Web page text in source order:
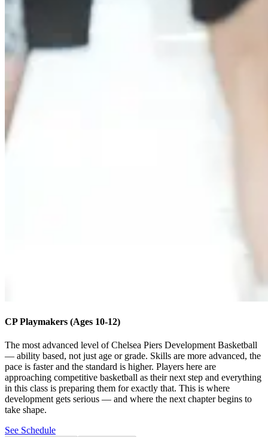
CP Playmakers (Ages 10-12)​​​​‌ ‍ ​‍​‍‌‍ ‌ ​‍‌‍‍‌‌‍‌ ‌‍‍‌‌‍ ‍​‍​‍​ ‍‍​‍​‍‌ ​ ‌‍​‌‌‍ ‍‌‍‍‌‌ ‌​‌ ‍‌​‍ ‍‌‍‍‌‌‍ ​‍​‍​‍ ​​‍​‍‌‍‍​‌ ​‍‌‍‌‌‌‍‌‍​‍​‍​ ‍‍​‍​‍‌‍‍​‌ ‌​‌ ‌​‌ ​​‌ ​ ​ ‍‍​‍ ​‍ ‌‍​ ‌‍‍​‌‍‌‌‌‍ ​‌ ​ ‌‍‌‌‌‍​‌‌ ​​‌‍‍‌‌‍‌‌‌ ​‍‌ ​ ​‍ ‍‌ ​ ‌‍​‌‌‍ ‍‌‍‍‌‌ ‌​‌ ‍‌​‍ ‍‌ ​ ‌ ‌​‌ ‌‌‌‍‌​‌‍‍‌‌‍ ​‍ ‌‍‍‌‌‍ ‍‌ ‌​‌‍‌‌‌‍ ‍‌ ‌​​‍ ‌‍‌‌‌‍‌​‌‍‍‌‌ ‌​​‍ ‌‍ ‌‌‍ ‌‍‌​‌‍‌‌​ ‌‌ ​​‌ ​‍‌‍‌‌‌ ​ ‌‍‌‌‌‍ ‍‌ ‌​‌‍​‌‌ ‌​‌‍‍‌‌‍ ‌‍ ‍​ ‍ ‌‍‍‌‌‍‌​​ ‌​ ‌ ​ ‌‍​ ‍​‌‍​‍​ ‍‌​ ​​‌‍​‍​ ‌​​‍ ‌​ ​‍​ ​‍​ ‍‌​ ‍‌​‍ ‌​ ‌​‌‍​‍​ ​‌​ ​‍​‍ ‌​ ‍‌​ ‌‍‌‍​‌​ ​‌​‍ ‌​ ​​​ ‍‌‌‍​ ​ ‌ ​ ‍​‌‍‌​‌‍​‌‌‍‌‍​ ‍​​ ​​‌‍‌‌‌‍​‍​ ‍ ‌ ‌​‌ ‍‌‌ ​​‌‍‌‌​ ‌‌ ‌‍‌‍‌‌‌‍ ‍‌ ‌‌‌‍‌‌‌‌​ ‌‍ ​‌ ‌‌‌‍‌ ‌‌​​‌‍​‌‌‍‌ ‌‍‌‌​ ‍ ‌ ​​‌‍​‌‌ ‌​‌‍‍​​ ‌‌ ​​‌‍​‌‌‍‌ ‌‍‌‌‌​​‍‌ ‌‌‌‍‍‌‌‍ ​‌‍‌​‌‍‌‌‌ ​‍​‍‌‌​ ‌‌‌​​‍‌‌ ‌‍‍ ‌‍‌‌‌ ‍‌​‍‌‌​ ​ ‌​‌​​‍‌‌​ ​ ‌​‌​​‍‌‌​ ​‍​ ​‍​ ​‍‌‍​ ‌‍‌‍‌‍‌‍‌‍​ ‌‍​‍‌‍​‍​ ‌​​ ‍‌‌‍​‍‌‍‌‍​ ​‌​‍‌‌​ ​‍​ ​‍​‍‌‌​ ‌‌‌​‌​​‍ ‍‌ ‌​‌‍​‌‌‍​‍‌ ​ ​‍‌‌​ ‌‌‌​​‍‌‌ ‌‍‍ ‌‍‌‌‌ ‍‌​‍‌‌​ ​ ‌​‌​​‍‌‌​ ​ ‌​‌​​‍‌‌​ ​‍​ ​‍​ ‍‌​ ‍‌​ ‌​​ ​‌‌‍​ ​ ​ ​ ‍​​ ‌‍‌‍‌‍​ ‌‌‌‍‌​‌‍‌‌​‍‌‌​ ​‍​ ​‍​‍‌‌​ ‌‌‌​‌​​‍ ‍‌‍​ ‌‍ ‌‍ ‍‌ ‌​‌‍‌‌‌‍ ‍‌ ‌​​‍‌‌​ ‌‌‌​​‍‌‌ ‌‍‍ ‌‍‌‌‌ ‍‌​‍‌‌​ ​ ‌​‌​​‍‌‌​ ​ ‌​‌​​‍‌‌​ ​‍​ ​‍​ ​ ​ ‌ ​ ‌ ‌‍​‍‌‍‌​‌‍​ ‌‍‌​​ ‌‍‌‍‌‍​ ​ ​ ‌ ​ ​​​ ‌‌​ ‌‍‌‍​ ​ ​​​ ‌‌‌‍​ ‌‍‌​‌‍​ ​ ‌‍‌‍​ ‌‍​ ‌‍​‌​ ​ ‌‍‌‌‌‍‌‍​ ‍‌‌‍‌​​ ‌​​ ‍​​ ​​​‍‌‌​ ​‍​ ​‍​‍‌‌​ ‌‌‌​‌​​‍ ‍‌ ‌​‌‍‍‌‌ ‌​‌‍ ​‌‍‌‌​ ‌‍​‍‌‍​‌‌ ​ ‌‍‌‌‌‌‌‌‌ ​‍‌‍ ​​ ‌‌‍‍​‌ ‌​‌ ‌​‌ ​​‌ ​ ​‍‌‌​ ​ ‌​​‌​‍‌‌​ ​‍‌​‌‍​‍‌‌​ ​‍‌​‌‍‌‍​ ‌‍‍​‌‍‌‌‌‍ ​‌ ​ ‌‍‌‌‌‍​‌‌ ​​‌‍‍‌‌‍‌‌‌ ​‍‌ ​ ​‍ ‍‌ ​ ‌‍​‌‌‍ ‍‌‍‍‌‌ ‌​‌ ‍‌​‍ ‍‌ ​ ‌ ‌​‌ ‌‌‌‍‌​‌‍‍‌‌‍ ​‍‌‍‌‍‍‌‌‍‌​​ ‌​ ‌ ​ ‌‍​ ‍​‌‍​‍​ ‍‌​ ​​‌‍​‍​ ‌​​‍ ‌​ ​‍​ ​‍​ ‍‌​ ‍‌​‍ ‌​ ‌​‌‍​‍​ ​‌​ ​‍​‍ ‌​ ‍‌​ ‌‍‌‍​‌​ ​‌​‍ ‌​ ​​​ ‍‌‌‍​ ​ ‌ ​ ‍​‌‍‌​‌‍​‌‌‍‌‍​ ‍​​ ​​‌‍‌‌‌‍​‍​‍‌‍‌ ‌​‌ ‍‌‌ ​​‌‍‌‌​ ‌‌ ‌‍‌‍‌‌‌‍ ‍‌ ‌‌‌‍‌‌‌‌​ ‌‍ ​‌ ‌‌‌‍‌ ‌‌​​‌‍​‌‌‍‌ ‌‍‌‌​‍‌‍‌ ​​‌‍​‌‌ ‌​‌‍‍​​ ‌‌ ​​‌‍​‌‌‍‌ ‌‍‌‌‌​​‍‌ ‌‌‌‍‍‌‌‍ ​‌‍‌​‌‍‌‌‌ ​‍​‍‌‌​ ‌‌‌​​‍‌‌ ‌‍‍ ‌‍‌‌‌ ‍‌​‍‌‌​ ​ ‌​‌​​‍‌‌​ ​ ‌​‌​​‍‌‌​ ​‍​ ​‍​ ​‍‌‍​ ‌‍‌‍‌‍‌‍‌‍​ ‌‍​‍‌‍​‍​ ‌​​ ‍‌‌‍​‍‌‍‌‍​ ​‌​‍‌‌​ ​‍​ ​‍​‍‌‌​ ‌‌‌​‌​​‍ ‍‌ ‌​‌‍​‌‌‍​‍‌ ​ ​‍‌‌​ ‌‌‌​​‍‌‌ ‌‍‍ ‌‍‌‌‌ ‍‌​‍‌‌​ ​ ‌​‌​​‍‌‌​ ​ ‌​‌​​‍‌‌​ ​‍​ ​‍​ ‍‌​ ‍‌​ ‌​​ ​‌‌‍​ ​ ​ ​ ‍​​ ‌‍‌‍‌‍​ ‌‌‌‍‌​‌‍‌‌​‍‌‌​ ​‍​ ​‍​‍‌‌​ ‌‌‌​‌​​‍ ‍‌‍​ ‌‍ ‌‍ ‍‌ ‌​‌‍‌‌‌‍ ‍‌ ‌​​‍‌‌​ ‌‌‌​​‍‌‌ ‌‍‍ ‌‍‌‌‌ ‍‌​‍‌‌​ ​ ‌​‌​​‍‌‌​ ​ ‌​‌​​‍‌‌​ ​‍​ ​‍​ ​ ​ ‌ ​ ‌ ‌‍​‍‌‍‌​‌‍​ ‌‍‌​​ ‌‍‌‍‌‍​ ​ ​ ‌ ​ ​​​ ‌‌​ ‌‍‌‍​ ​ ​​​ ‌‌‌‍​ ‌‍‌​‌‍​ ​ ‌‍‌‍​ ‌‍​ ‌‍​‌​ ​ ‌‍‌‌‌‍‌‍​ ‍‌‌‍‌​​ ‌​​ ‍​​ ​​​‍‌‌​ ​‍​ ​‍​‍‌‌​ ‌‌‌​‌​​‍ ‍‌ ‌​‌‍‍‌‌ ‌​‌‍ ​‌‍‌‌​‍‌‍‌ ​​‌‍‌‌‌ ​‍‌ ​ ‌ ​​‌‍‌‌‌‍​ ‌ ‌​‌‍‍‌‌ ‌‍‌‍‌‌​ ‌‌ ​​‌ ‌‌‌‍​‍‌‍ ​‌‍‍‌‌ ​ ‌‍‍​‌‍‌‌‌‍‌​​‍​‍‌ ‌
The most advanced level of Chelsea Piers Development Basketball
— ability based, not just age or grade. Skills are more advanced, the
pace is faster and the standard is higher. Players here are
approaching competitive basketball as their next step and everything
in this class is preparing them for exactly that. This is where
development gets serious — and where the next chapter begins to
take shape.​​​​‌ ‍ ​‍​‍‌‍ ‌ ​‍‌‍‍‌‌‍‌ ‌‍‍‌‌‍ ‍​‍​‍​ ‍‍​‍​‍‌ ​ ‌‍​‌‌‍ ‍‌‍‍‌‌ ‌​‌ ‍‌​‍ ‍‌‍‍‌‌‍ ​‍​‍​‍ ​​‍​‍‌‍‍​‌ ​‍‌‍‌‌‌‍‌‍​‍​‍​ ‍‍​‍​‍‌‍‍​‌ ‌​‌ ‌​‌ ​​‌ ​ ​ ‍‍​‍ ​‍ ‌‍​ ‌‍‍​‌‍‌‌‌‍ ​‌ ​ ‌‍‌‌‌‍​‌‌ ​​‌‍‍‌‌‍‌‌‌ ​‍‌ ​ ​‍ ‍‌ ​ ‌‍​‌‌‍ ‍‌‍‍‌‌ ‌​‌ ‍‌​‍ ‍‌ ​ ‌ ‌​‌ ‌‌‌‍‌​‌‍‍‌‌‍ ​‍ ‌‍‍‌‌‍ ‍‌ ‌​‌‍‌‌‌‍ ‍‌ ‌​​‍ ‌‍‌‌‌‍‌​‌‍‍‌‌ ‌​​‍ ‌‍ ‌‌‍ ‌‍‌​‌‍‌‌​ ‌‌ ​​‌ ​‍‌‍‌‌‌ ​ ‌‍‌‌‌‍ ‍‌ ‌​‌‍​‌‌ ‌​‌‍‍‌‌‍ ‌‍ ‍​ ‍ ‌‍‍‌‌‍‌​​ ‌​ ‌ ​ ‌‍​ ‍​‌‍​‍​ ‍‌​ ​​‌‍​‍​ ‌​​‍ ‌​ ​‍​ ​‍​ ‍‌​ ‍‌​‍ ‌​ ‌​‌‍​‍​ ​‌​ ​‍​‍ ‌​ ‍‌​ ‌‍‌‍​‌​ ​‌​‍ ‌​ ​​​ ‍‌‌‍​ ​ ‌ ​ ‍​‌‍‌​‌‍​‌‌‍‌‍​ ‍​​ ​​‌‍‌‌‌‍​‍​ ‍ ‌ ‌​‌ ‍‌‌ ​​‌‍‌‌​ ‌‌ ‌‍‌‍‌‌‌‍ ‍‌ ‌‌‌‍‌‌‌‌​ ‌‍ ​‌ ‌‌‌‍‌ ‌‌​​‌‍​‌‌‍‌ ‌‍‌‌​ ‍ ‌ ​​‌‍​‌‌ ‌​‌‍‍​​ ‌‌ ​​‌‍​‌‌‍‌ ‌‍‌‌‌​​‍‌ ‌‌‌‍‍‌‌‍ ​‌‍‌​‌‍‌‌‌ ​‍​‍‌‌​ ‌‌‌​​‍‌‌ ‌‍‍ ‌‍‌‌‌ ‍‌​‍‌‌​ ​ ‌​‌​​‍‌‌​ ​ ‌​‌​​‍‌‌​ ​‍​ ​‍​ ​‍‌‍​ ‌‍‌‍‌‍‌‍‌‍​ ‌‍​‍‌‍​‍​ ‌​​ ‍‌‌‍​‍‌‍‌‍​ ​‌​‍‌‌​ ​‍​ ​‍​‍‌‌​ ‌‌‌​‌​​‍ ‍‌ ‌​‌‍​‌‌‍​‍‌ ​ ​‍‌‌​ ‌‌‌​​‍‌‌ ‌‍‍ ‌‍‌‌‌ ‍‌​‍‌‌​ ​ ‌​‌​​‍‌‌​ ​ ‌​‌​​‍‌‌​ ​‍​ ​‍​ ‍‌​ ‍‌​ ‌​​ ​‌‌‍​ ​ ​ ​ ‍​​ ‌‍‌‍‌‍​ ‌‌‌‍‌​‌‍‌‌​‍‌‌​ ​‍​ ​‍​‍‌‌​ ‌‌‌​‌​​‍ ‍‌‍​ ‌‍ ‌‍ ‍‌ ‌​‌‍‌‌‌‍ ‍‌ ‌​​‍‌‌​ ‌‌‌​​‍‌‌ ‌‍‍ ‌‍‌‌‌ ‍‌​‍‌‌​ ​ ‌​‌​​‍‌‌​ ​ ‌​‌​​‍‌‌​ ​‍​ ​‍​ ​ ​ ‌ ​ ‌ ‌‍​‍‌‍‌​‌‍​ ‌‍‌​​ ‌‍‌‍‌‍​ ​ ​ ‌ ​ ​​​ ‌‌​ ‌‍‌‍​ ​ ​​​ ‌‌‌‍​ ‌‍‌​‌‍​ ​ ‌‍‌‍​ ‌‍​ ‌‍​‌​ ​ ‌‍‌‌‌‍‌‍​ ‍‌‌‍‌​​ ‌​​ ‍​​ ​​​‍‌‌​ ​‍​ ​‍​‍‌‌​ ‌‌‌​‌​​‍ ‍‌ ​‍‌‍‍‌‌‍​ ‌‍‍​‌‌‌​‌‍‌‌‌ ‍​‌ ‌​​‍‌‌​ ‌‌‌​​‍‌‌ ‌‍‍ ‌‍‌‌‌ ‍‌​‍‌‌​ ​ ‌​‌​​‍‌‌​ ​ ‌​‌​​‍‌‌​ ​‍​ ​‍​ ​‍‌‍‌‍​ ‌ ‌‍‌‍‌‍​‌​ ‌ ​ ‍​​ ​‍​ ​‍‌‍‌‌​ ​‌​ ‍‌​‍‌‌​ ​‍​ ​‍​‍‌‌​ ‌‌‌​‌​​‍ ‍‌‍​ ‌‍‍​‌‍‍‌‌‍ ​‌‍‌​‌ ​‍‌‍‌‌‌‍ ‍​‍‌‌​ ‌‌‌​​‍‌‌ ‌‍‍ ‌‍‌‌‌ ‍‌​‍‌‌​ ​ ‌​‌​​‍‌‌​ ​ ‌​‌​​‍‌‌​ ​‍​ ​‍​ ‌​​ ‌‍‌‍‌‍​ ​ ‌‍‌‍​ ‍‌‌‍‌‌‌‍‌‌‌‍‌‌‌‍​‍‌‍‌​​ ‌‍​‍‌‌​ ​‍​ ​‍​‍‌‌​ ‌‌‌​‌​​‍ ‍‌ ‌​‌‍‌‌‌ ‍​‌ ‌​​ ‌‍​‍‌‍​‌‌ ​ ‌‍‌‌‌‌‌‌‌ ​‍‌‍ ​​ ‌‌‍‍​‌ ‌​‌ ‌​‌ ​​‌ ​ ​‍‌‌​ ​ ‌​​‌​‍‌‌​ ​‍‌​‌‍​‍‌‌​ ​‍‌​‌‍‌‍​ ‌‍‍​‌‍‌‌‌‍ ​‌ ​ ‌‍‌‌‌‍​‌‌ ​​‌‍‍‌‌‍‌‌‌ ​‍‌ ​ ​‍ ‍‌ ​ ‌‍​‌‌‍ ‍‌‍‍‌‌ ‌​‌ ‍‌​‍ ‍‌ ​ ‌ ‌​‌ ‌‌‌‍‌​‌‍‍‌‌‍ ​‍‌‍‌‍‍‌‌‍‌​​ ‌​ ‌ ​ ‌‍​ ‍​‌‍​‍​ ‍‌​ ​​‌‍​‍​ ‌​​‍ ‌​ ​‍​ ​‍​ ‍‌​ ‍‌​‍ ‌​ ‌​‌‍​‍​ ​‌​ ​‍​‍ ‌​ ‍‌​ ‌‍‌‍​‌​ ​‌​‍ ‌​ ​​​ ‍‌‌‍​ ​ ‌ ​ ‍​‌‍‌​‌‍​‌‌‍‌‍​ ‍​​ ​​‌‍‌‌‌‍​‍​‍‌‍‌ ‌​‌ ‍‌‌ ​​‌‍‌‌​ ‌‌ ‌‍‌‍‌‌‌‍ ‍‌ ‌‌‌‍‌‌‌‌​ ‌‍ ​‌ ‌‌‌‍‌ ‌‌​​‌‍​‌‌‍‌ ‌‍‌‌​‍‌‍‌ ​​‌‍​‌‌ ‌​‌‍‍​​ ‌‌ ​​‌‍​‌‌‍‌ ‌‍‌‌‌​​‍‌ ‌‌‌‍‍‌‌‍ ​‌‍‌​‌‍‌‌‌ ​‍​‍‌‌​ ‌‌‌​​‍‌‌ ‌‍‍ ‌‍‌‌‌ ‍‌​‍‌‌​ ​ ‌​‌​​‍‌‌​ ​ ‌​‌​​‍‌‌​ ​‍​ ​‍​ ​‍‌‍​ ‌‍‌‍‌‍‌‍‌‍​ ‌‍​‍‌‍​‍​ ‌​​ ‍‌‌‍​‍‌‍‌‍​ ​‌​‍‌‌​ ​‍​ ​‍​‍‌‌​ ‌‌‌​‌​​‍ ‍‌ ‌​‌‍​‌‌‍​‍‌ ​ ​‍‌‌​ ‌‌‌​​‍‌‌ ‌‍‍ ‌‍‌‌‌ ‍‌​‍‌‌​ ​ ‌​‌​​‍‌‌​ ​ ‌​‌​​‍‌‌​ ​‍​ ​‍​ ‍‌​ ‍‌​ ‌​​ ​‌‌‍​ ​ ​ ​ ‍​​ ‌‍‌‍‌‍​ ‌‌‌‍‌​‌‍‌‌​‍‌‌​ ​‍​ ​‍​‍‌‌​ ‌‌‌​‌​​‍ ‍‌‍​ ‌‍ ‌‍ ‍‌ ‌​‌‍‌‌‌‍ ‍‌ ‌​​‍‌‌​ ‌‌‌​​‍‌‌ ‌‍‍ ‌‍‌‌‌ ‍‌​‍‌‌​ ​ ‌​‌​​‍‌‌​ ​ ‌​‌​​‍‌‌​ ​‍​ ​‍​ ​ ​ ‌ ​ ‌ ‌‍​‍‌‍‌​‌‍​ ‌‍‌​​ ‌‍‌‍‌‍​ ​ ​ ‌ ​ ​​​ ‌‌​ ‌‍‌‍​ ​ ​​​ ‌‌‌‍​ ‌‍‌​‌‍​ ​ ‌‍‌‍​ ‌‍​ ‌‍​‌​ ​ ‌‍‌‌‌‍‌‍​ ‍‌‌‍‌​​ ‌​​ ‍​​ ​​​‍‌‌​ ​‍​ ​‍​‍‌‌​ ‌‌‌​‌​​‍ ‍‌ ​‍‌‍‍‌‌‍​ ‌‍‍​‌‌‌​‌‍‌‌‌ ‍​‌ ‌​​‍‌‌​ ‌‌‌​​‍‌‌ ‌‍‍ ‌‍‌‌‌ ‍‌​‍‌‌​ ​ ‌​‌​​‍‌‌​ ​ ‌​‌​​‍‌‌​ ​‍​ ​‍​ ​‍‌‍‌‍​ ‌ ‌‍‌‍‌‍​‌​ ‌ ​ ‍​​ ​‍​ ​‍‌‍‌‌​ ​‌​ ‍‌​‍‌‌​ ​‍​ ​‍​‍‌‌​ ‌‌‌​‌​​‍ ‍‌‍​ ‌‍‍​‌‍‍‌‌‍ ​‌‍‌​‌ ​‍‌‍‌‌‌‍ ‍​‍‌‌​ ‌‌‌​​‍‌‌ ‌‍‍ ‌‍‌‌‌ ‍‌​‍‌‌​ ​ ‌​‌​​‍‌‌​ ​ ‌​‌​​‍‌‌​ ​‍​ ​‍​ ‌​​ ‌‍‌‍‌‍​ ​ ‌‍‌‍​ ‍‌‌‍‌‌‌‍‌‌‌‍‌‌‌‍​‍‌‍‌​​ ‌‍​‍‌‌​ ​‍​ ​‍​‍‌‌​ ‌‌‌​‌​​‍ ‍‌ ‌​‌‍‌‌‌ ‍​‌ ‌​​‍‌‍‌ ​​‌‍‌‌‌ ​‍‌ ​ ‌ ​​‌‍‌‌‌‍​ ‌ ‌​‌‍‍‌‌ ‌‍‌‍‌‌​ ‌‌ ​​‌ ‌‌‌‍​‍‌‍ ​‌‍‍‌‌ ​ ‌‍‍​‌‍‌‌‌‍‌​​‍​‍‌ ‌
See Schedule​​​​‌ ‍ ​‍​‍‌‍ ‌ ​‍‌‍‍‌‌‍‌ ‌‍‍‌‌‍ ‍​‍​‍​ ‍‍​‍​‍‌ ​ ‌‍​‌‌‍ ‍‌‍‍‌‌ ‌​‌ ‍‌​‍ ‍‌‍‍‌‌‍ ​‍​‍​‍ ​​‍​‍‌‍‍​‌ ​‍‌‍‌‌‌‍‌‍​‍​‍​ ‍‍​‍​‍‌‍‍​‌ ‌​‌ ‌​‌ ​​‌ ​ ​ ‍‍​‍ ​‍ ‌‍​ ‌‍‍​‌‍‌‌‌‍ ​‌ ​ ‌‍‌‌‌‍​‌‌ ​​‌‍‍‌‌‍‌‌‌ ​‍‌ ​ ​‍ ‍‌ ​ ‌‍​‌‌‍ ‍‌‍‍‌‌ ‌​‌ ‍‌​‍ ‍‌ ​ ‌ ‌​‌ ‌‌‌‍‌​‌‍‍‌‌‍ ​‍ ‌‍‍‌‌‍ ‍‌ ‌​‌‍‌‌‌‍ ‍‌ ‌​​‍ ‌‍‌‌‌‍‌​‌‍‍‌‌ ‌​​‍ ‌‍ ‌‌‍ ‌‍‌​‌‍‌‌​ ‌‌ ​​‌ ​‍‌‍‌‌‌ ​ ‌‍‌‌‌‍ ‍‌ ‌​‌‍​‌‌ ‌​‌‍‍‌‌‍ ‌‍ ‍​ ‍ ‌‍‍‌‌‍‌​​ ‌​ ‌ ​ ‌‍​ ‍​‌‍​‍​ ‍‌​ ​​‌‍​‍​ ‌​​‍ ‌​ ​‍​ ​‍​ ‍‌​ ‍‌​‍ ‌​ ‌​‌‍​‍​ ​‌​ ​‍​‍ ‌​ ‍‌​ ‌‍‌‍​‌​ ​‌​‍ ‌​ ​​​ ‍‌‌‍​ ​ ‌ ​ ‍​‌‍‌​‌‍​‌‌‍‌‍​ ‍​​ ​​‌‍‌‌‌‍​‍​ ‍ ‌ ‌​‌ ‍‌‌ ​​‌‍‌‌​ ‌‌ ‌‍‌‍‌‌‌‍ ‍‌ ‌‌‌‍‌‌‌‌​ ‌‍ ​‌ ‌‌‌‍‌ ‌‌​​‌‍​‌‌‍‌ ‌‍‌‌​ ‍ ‌ ​​‌‍​‌‌ ‌​‌‍‍​​ ‌‌ ​​‌‍​‌‌‍‌ ‌‍‌‌‌​​‍‌ ‌‌‌‍‍‌‌‍ ​‌‍‌​‌‍‌‌‌ ​‍​‍‌‌​ ‌‌‌​​‍‌‌ ‌‍‍ ‌‍‌‌‌ ‍‌​‍‌‌​ ​ ‌​‌​​‍‌‌​ ​ ‌​‌​​‍‌‌​ ​‍​ ​‍​ ​‍‌‍​ ‌‍‌‍‌‍‌‍‌‍​ ‌‍​‍‌‍​‍​ ‌​​ ‍‌‌‍​‍‌‍‌‍​ ​‌​‍‌‌​ ​‍​ ​‍​‍‌‌​ ‌‌‌​‌​​‍ ‍‌ ‌​‌‍​‌‌‍​‍‌ ​ ​‍‌‌​ ‌‌‌​​‍‌‌ ‌‍‍ ‌‍‌‌‌ ‍‌​‍‌‌​ ​ ‌​‌​​‍‌‌​ ​ ‌​‌​​‍‌‌​ ​‍​ ​‍​ ‍‌​ ‍‌​ ‌​​ ​‌‌‍​ ​ ​ ​ ‍​​ ‌‍‌‍‌‍​ ‌‌‌‍‌​‌‍‌‌​‍‌‌​ ​‍​ ​‍​‍‌‌​ ‌‌‌​‌​​‍ ‍‌‍​ ‌‍ ‌‍ ‍‌ ‌​‌‍‌‌‌‍ ‍‌ ‌​​‍‌‌​ ‌‌‌​​‍‌‌ ‌‍‍ ‌‍‌‌‌ ‍‌​‍‌‌​ ​ ‌​‌​​‍‌‌​ ​ ‌​‌​​‍‌‌​ ​‍​ ​‍​ ​ ​ ‌ ​ ‌ ‌‍​‍‌‍‌​‌‍​ ‌‍‌​​ ‌‍‌‍‌‍​ ​ ​ ‌ ​ ​​​ ‌‌​ ‌‍‌‍​ ​ ​​​ ‌‌‌‍​ ‌‍‌​‌‍​ ​ ‌‍‌‍​ ‌‍​ ‌‍​‌​ ​ ‌‍‌‌‌‍‌‍​ ‍‌‌‍‌​​ ‌​​ ‍​​ ​​​‍‌‌​ ​‍​ ​‍​‍‌‌​ ‌‌‌​‌​​‍ ‍‌‍​‍‌ ‌‌‌ ‌​‌ ‌​‌‍ ‌‍ ‍‌ ​ ​‍‌‌​ ‌‌‌​​‍‌‌ ‌‍‍ ‌‍‌‌‌ ‍‌​‍‌‌​ ​ ‌​‌​​‍‌‌​ ​ ‌​‌​​‍‌‌​ ​‍​ ​‍​ ​ ​ ‌‍​ ​​​ ‍‌​ ‍​​ ​​‌‍​‌​ ‌​​ ​​​ ‌ ​ ‍​‌‍​‍​‍‌‌​ ​‍​ ​‍​‍‌‌​ ‌‌‌​‌​​‍ ‍‌ ‌​‌‍‌‌‌ ‍​‌ ‌​​ ‌‍​‍‌‍​‌‌ ​ ‌‍‌‌‌‌‌‌‌ ​‍‌‍ ​​ ‌‌‍‍​‌ ‌​‌ ‌​‌ ​​‌ ​ ​‍‌‌​ ​ ‌​​‌​‍‌‌​ ​‍‌​‌‍​‍‌‌​ ​‍‌​‌‍‌‍​ ‌‍‍​‌‍‌‌‌‍ ​‌ ​ ‌‍‌‌‌‍​‌‌ ​​‌‍‍‌‌‍‌‌‌ ​‍‌ ​ ​‍ ‍‌ ​ ‌‍​‌‌‍ ‍‌‍‍‌‌ ‌​‌ ‍‌​‍ ‍‌ ​ ‌ ‌​‌ ‌‌‌‍‌​‌‍‍‌‌‍ ​‍‌‍‌‍‍‌‌‍‌​​ ‌​ ‌ ​ ‌‍​ ‍​‌‍​‍​ ‍‌​ ​​‌‍​‍​ ‌​​‍ ‌​ ​‍​ ​‍​ ‍‌​ ‍‌​‍ ‌​ ‌​‌‍​‍​ ​‌​ ​‍​‍ ‌​ ‍‌​ ‌‍‌‍​‌​ ​‌​‍ ‌​ ​​​ ‍‌‌‍​ ​ ‌ ​ ‍​‌‍‌​‌‍​‌‌‍‌‍​ ‍​​ ​​‌‍‌‌‌‍​‍​‍‌‍‌ ‌​‌ ‍‌‌ ​​‌‍‌‌​ ‌‌ ‌‍‌‍‌‌‌‍ ‍‌ ‌‌‌‍‌‌‌‌​ ‌‍ ​‌ ‌‌‌‍‌ ‌‌​​‌‍​‌‌‍‌ ‌‍‌‌​‍‌‍‌ ​​‌‍​‌‌ ‌​‌‍‍​​ ‌‌ ​​‌‍​‌‌‍‌ ‌‍‌‌‌​​‍‌ ‌‌‌‍‍‌‌‍ ​‌‍‌​‌‍‌‌‌ ​‍​‍‌‌​ ‌‌‌​​‍‌‌ ‌‍‍ ‌‍‌‌‌ ‍‌​‍‌‌​ ​ ‌​‌​​‍‌‌​ ​ ‌​‌​​‍‌‌​ ​‍​ ​‍​ ​‍‌‍​ ‌‍‌‍‌‍‌‍‌‍​ ‌‍​‍‌‍​‍​ ‌​​ ‍‌‌‍​‍‌‍‌‍​ ​‌​‍‌‌​ ​‍​ ​‍​‍‌‌​ ‌‌‌​‌​​‍ ‍‌ ‌​‌‍​‌‌‍​‍‌ ​ ​‍‌‌​ ‌‌‌​​‍‌‌ ‌‍‍ ‌‍‌‌‌ ‍‌​‍‌‌​ ​ ‌​‌​​‍‌‌​ ​ ‌​‌​​‍‌‌​ ​‍​ ​‍​ ‍‌​ ‍‌​ ‌​​ ​‌‌‍​ ​ ​ ​ ‍​​ ‌‍‌‍‌‍​ ‌‌‌‍‌​‌‍‌‌​‍‌‌​ ​‍​ ​‍​‍‌‌​ ‌‌‌​‌​​‍ ‍‌‍​ ‌‍ ‌‍ ‍‌ ‌​‌‍‌‌‌‍ ‍‌ ‌​​‍‌‌​ ‌‌‌​​‍‌‌ ‌‍‍ ‌‍‌‌‌ ‍‌​‍‌‌​ ​ ‌​‌​​‍‌‌​ ​ ‌​‌​​‍‌‌​ ​‍​ ​‍​ ​ ​ ‌ ​ ‌ ‌‍​‍‌‍‌​‌‍​ ‌‍‌​​ ‌‍‌‍‌‍​ ​ ​ ‌ ​ ​​​ ‌‌​ ‌‍‌‍​ ​ ​​​ ‌‌‌‍​ ‌‍‌​‌‍​ ​ ‌‍‌‍​ ‌‍​ ‌‍​‌​ ​ ‌‍‌‌‌‍‌‍​ ‍‌‌‍‌​​ ‌​​ ‍​​ ​​​‍‌‌​ ​‍​ ​‍​‍‌‌​ ‌‌‌​‌​​‍ ‍‌‍​‍‌ ‌‌‌ ‌​‌ ‌​‌‍ ‌‍ ‍‌ ​ ​‍‌‌​ ‌‌‌​​‍‌‌ ‌‍‍ ‌‍‌‌‌ ‍‌​‍‌‌​ ​ ‌​‌​​‍‌‌​ ​ ‌​‌​​‍‌‌​ ​‍​ ​‍​ ​ ​ ‌‍​ ​​​ ‍‌​ ‍​​ ​​‌‍​‌​ ‌​​ ​​​ ‌ ​ ‍​‌‍​‍​‍‌‌​ ​‍​ ​‍​‍‌‌​ ‌‌‌​‌​​‍ ‍‌ ‌​‌‍‌‌‌ ‍​‌ ‌​​‍‌‍‌ ​​‌‍‌‌‌ ​‍‌ ​ ‌ ​​‌‍‌‌‌‍​ ‌ ‌​‌‍‍‌‌ ‌‍‌‍‌‌​ ‌‌ ​​‌ ‌‌‌‍​‍‌‍ ​‌‍‍‌‌ ​ ‌‍‍​‌‍‌‌‌‍‌​​‍​‍‌ ‌